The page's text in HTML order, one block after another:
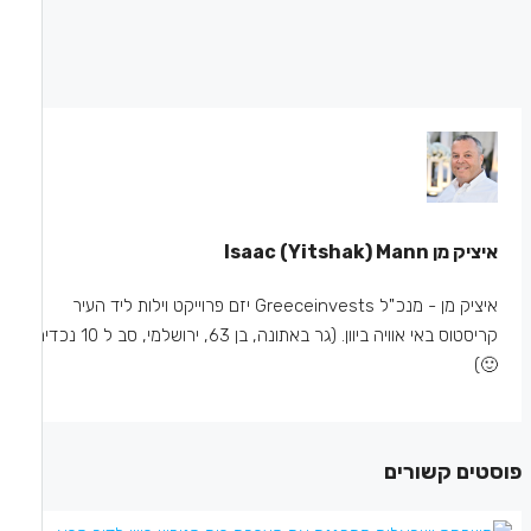
איציק מן Isaac (Yitshak) Mann
איציק מן - מנכ"ל Greeceinvests יזם פרוייקט וילות ליד העיר
קריסטוס באי אוויה ביוון. (גר באתונה, בן 63, ירושלמי, סב ל 10 נכדים
🙂)
פוסטים קשורים